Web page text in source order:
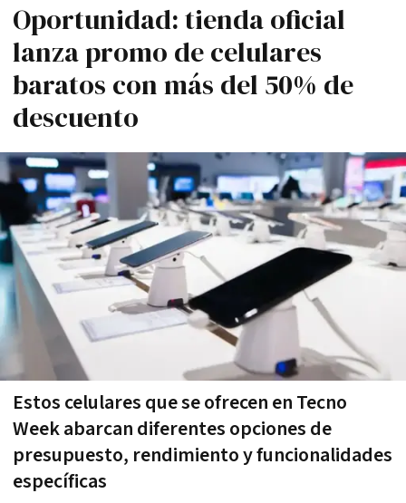
Oportunidad: tienda oficial
lanza promo de celulares
baratos con más del 50% de
descuento
Estos celulares que se ofrecen en Tecno
Week abarcan diferentes opciones de
presupuesto, rendimiento y funcionalidades
específicas